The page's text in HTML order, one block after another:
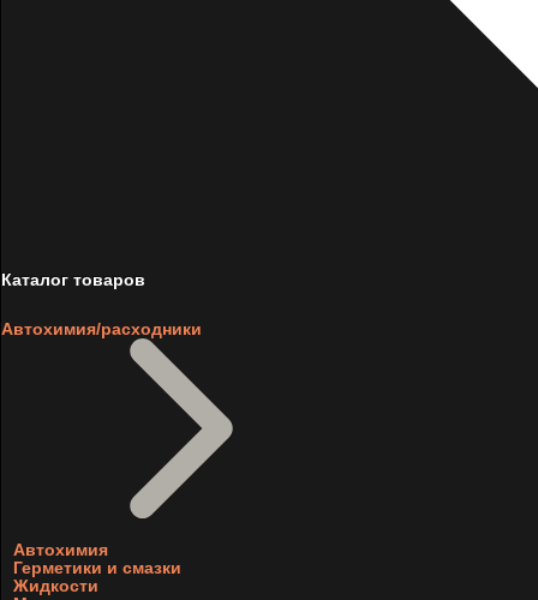
Каталог товаров
Автохимия/расходники
Автохимия
Герметики и смазки
Жидкости